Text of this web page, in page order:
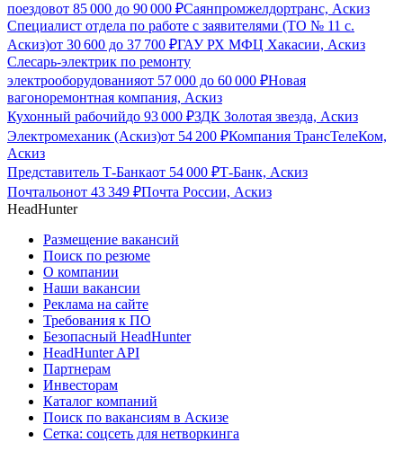
поездовот 85 000 до 90 000 ₽Саянпромжелдортранс, Аскиз
Специалист отдела по работе с заявителями (ТО № 11 с.
Аскиз)от 30 600 до 37 700 ₽ГАУ РХ МФЦ Хакасии, Аскиз
Слесарь-электрик по ремонту
электрооборудованияот 57 000 до 60 000 ₽Новая
вагоноремонтная компания, Аскиз
Кухонный рабочийдо 93 000 ₽ЗДК Золотая звезда, Аскиз
Электромеханик (Аскиз)от 54 200 ₽Компания ТрансТелеКом,
Аскиз
Представитель Т-Банкаот 54 000 ₽Т-Банк, Аскиз
Почтальонот 43 349 ₽Почта России, Аскиз
HeadHunter
Размещение вакансий
Поиск по резюме
О компании
Наши вакансии
Реклама на сайте
Требования к ПО
Безопасный HeadHunter
HeadHunter API
Партнерам
Инвесторам
Каталог компаний
Поиск по вакансиям в Аскизе
Сетка: соцсеть для нетворкинга